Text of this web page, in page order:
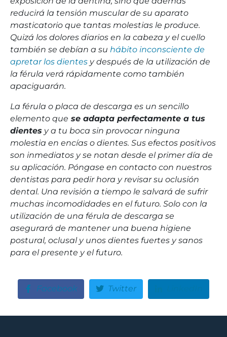
reducirá la tensión muscular de su aparato
masticatorio que tantas molestias le produce.
Quizá los dolores diarios en la cabeza y el cuello
también se debían a su hábito inconsciente de
apretar los dientes y después de la utilización de
la férula verá rápidamente como también
apaciguarán.
La férula o placa de descarga es un sencillo
elemento que se adapta perfectamente a tus
dientes y a tu boca sin provocar ninguna
molestia en encías o dientes. Sus efectos positivos
son inmediatos y se notan desde el primer día de
su aplicación. Póngase en contacto con nuestros
dentistas para pedir hora y revisar su oclusión
dental. Una revisión a tiempo le salvará de sufrir
muchas incomodidades en el futuro. Solo con la
utilización de una férula de descarga se
asegurará de mantener una buena higiene
postural, oclusal y unos dientes fuertes y sanos
para el presente y el futuro.
Facebook Twitter